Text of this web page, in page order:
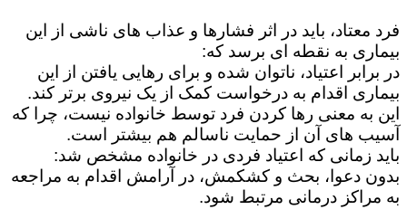
فرد معتاد، باید در اثر فشارها و عذاب های ناشی از این
بیماری به نقطه ای برسد که:
در برابر اعتیاد، ناتوان شده و برای رهایی یافتن از این
بیماری اقدام به درخواست کمک از یک نیروی برتر کند.
این به معنی رها کردن فرد توسط خانواده نیست، چرا که
آسیب های آن از حمایت ناسالم هم بیشتر است.
باید زمانی که اعتیاد فردی در خانواده مشخص شد:
بدون دعوا، بحث و کشکمش، در آرامش اقدام به مراجعه
به مراکز درمانی مرتبط شود.